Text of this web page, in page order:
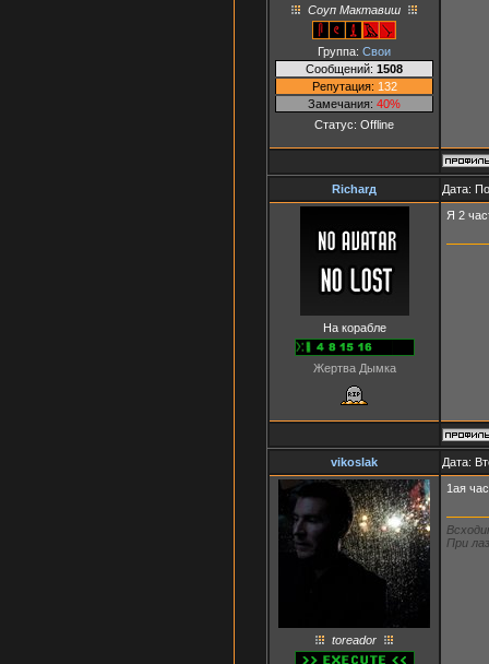
Соуп Мактавиш
Группа: Свои
Сообщений: 1508
Репутация: 132
Замечания: 40%
Статус: Offline
Richarд Дата:
На корабле
Жертва Дымка
Я 2
vikoslak Дата:
toreador
1ая
При